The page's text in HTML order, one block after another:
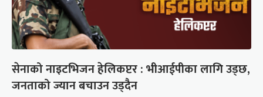
सेनाको नाइटभिजन हेलिकप्टर : भीआईपीका लागि उड्छ,
जनताको ज्यान बचाउन उड्दैन